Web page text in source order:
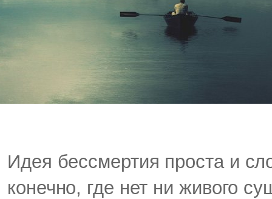
Идея бессмертия проста и
конечно, где нет ни живого